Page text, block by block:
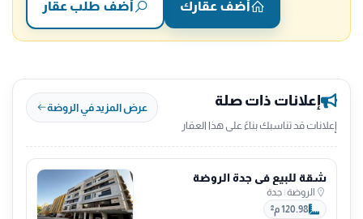
أضف عقارك أضف طلب عقار
إعلانات ذات صلة
إعلانات قد تناسبك بناءً على هذا العقار
عرض المزيد في الروضة
شقة للبيع في جدة الروضة
الروضة| جدة
120.98 م²